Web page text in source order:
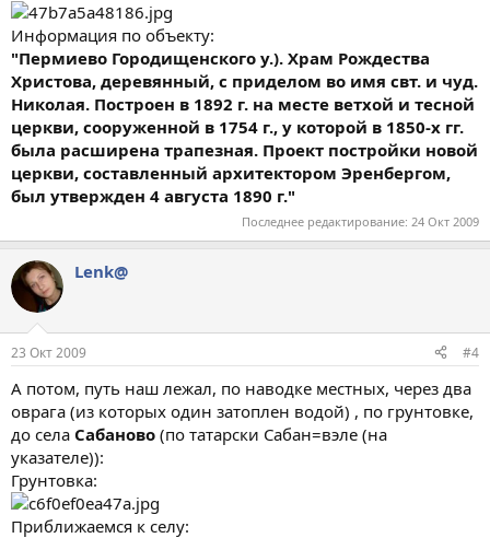
Информация по объекту:
"Пермиево Городищенского у.). Храм Рождества
Христова, деревянный, с приделом во имя свт. и чуд.
Николая. Построен в 1892 г. на месте ветхой и тесной
церкви, сооруженной в 1754 г., у которой в 1850-х гг.
была расширена трапезная. Проект постройки новой
церкви, составленный архитектором Эренбергом,
был утвержден 4 августа 1890 г."
Последнее редактирование: 24 Окт 2009
Lenk@
23 Окт 2009 #4
А потом, путь наш лежал, по наводке местных, через два
оврага (из которых один затоплен водой) , по грунтовке,
до села Сабаново (по татарски Сабан=вэле (на
указателе)):
Грунтовка:
Приближаемся к селу: